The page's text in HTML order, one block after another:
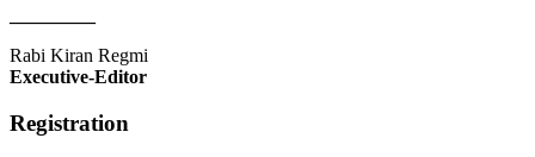
Rabi Kiran Regmi
Executive-Editor
Registration